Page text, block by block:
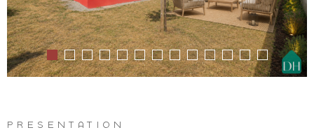
VOUS
PRÉSENTATION